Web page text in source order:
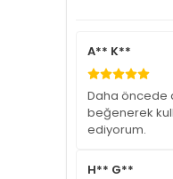
A** K**
Daha öncede
beğenerek
ediyorum.
H** G**